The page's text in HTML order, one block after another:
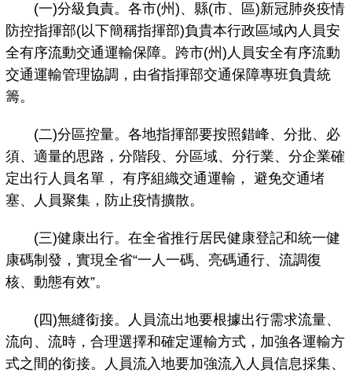
(一)分級負責。各市(州)、縣(市、區)新冠肺炎疫情
防控指揮部(以下簡稱指揮部)負貴本行政區域內人員安
全有序流動交通運輸保障。跨市(州)人員安全有序流動
交通運輸管理協調，由省指揮部交通保障專班負貴統
籌。
(二)分區控量。各地指揮部要按照錯峰、分批、必
須、適量的思路，分階段、分區域、分行業、分企業確
定出行人員名單， 有序組織交通運輸， 避免交通堵
塞、人員聚集，防止疫情擴散。
(三)健康出行。在全省推行居民健康登記和統一健
康碼制發，實現全省“一人一碼、亮碼通行、流調復
核、動態有效”。
(四)無縫銜接。人員流出地要根據出行需求流量、
流向、流時，合理選擇和確定運輸方式，加強各運輸方
式之間的銜接。人員流入地要加強流入人員信息採集、